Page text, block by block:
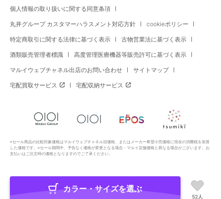
個人情報の取り扱いに関する同意条項
丸井グループ カスタマーハラスメント対応方針 cookieポリシー
特定商取引に関する法律に基づく表示 古物営業法に基づく表示
酒類販売管理者標識 高度管理医療機器等販売許可に基づく表示
マルイウェブチャネル出店のお問い合わせ サイトマップ
宅配買取サービス 宅配収納サービス
※セール商品の比較対象価格はマルイウェブチャネル旧価格、またはメーカー希望小売価格に現在の消費税を加算
した価格です。※セール期間中、予告なく価格が変更となる場合・マルイ店舗価格と異なる場合がございます。お
支払いはご注文時の価格となりますのでご了承ください。
Copyright All Rights Reserved. MARUI Co., Ltd
カラー・サイズを選ぶ
52人